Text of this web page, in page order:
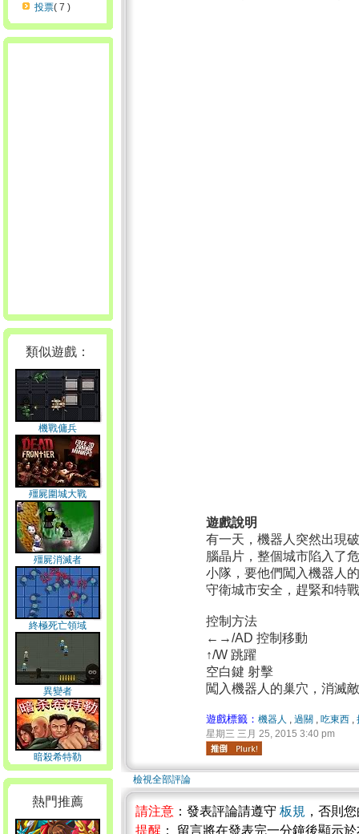
投票( 7 )
類似遊戲：
機戰傭兵
殭屍圍城大戰
殭屍消滅者
終極死亡領域
異變者
暗殺希特勒
熱門推薦
遊戲說明
有一天，機器人突然出現
腦晶片，整個城市陷入了
小隊，要他們闖入機器人
守衛城市安全，趕緊和特
控制方法
←→/AD 控制移動
↑/W 跳躍
空白鍵 射擊
闖入機器人的巢穴，消滅
遊戲標籤： 機器人 , 過關 , 吃東西 ,
星期三 三月 25, 2015 3:40 pm
檢視全部評論
請注意 ：發表評論請遵守 板規 ，否則
提醒 ： 留言將在發表完一分鐘後顯示